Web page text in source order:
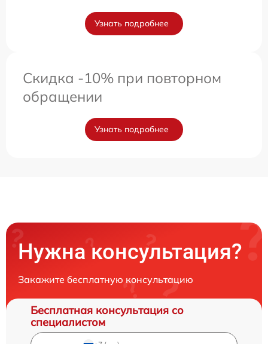
Узнать подробнее
Скидка -10% при повторном
обращении
Узнать подробнее
Нужна консультация?
Закажите бесплатную консультацию
Бесплатная консультация со
специалистом